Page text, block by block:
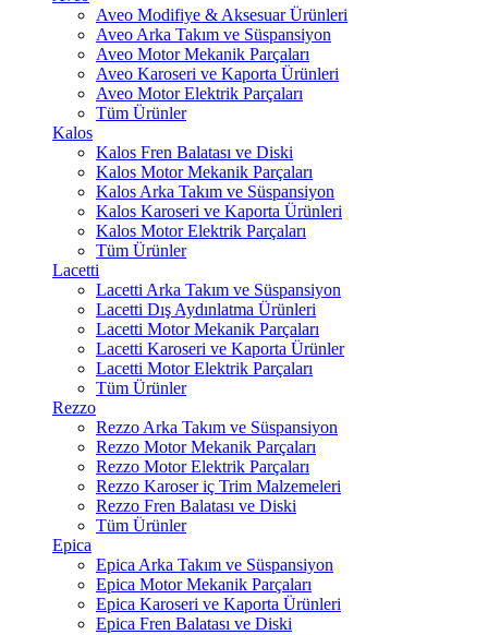
Aveo Modifiye & Aksesuar Ürünleri
Aveo Arka Takım ve Süspansiyon
Aveo Motor Mekanik Parçaları
Aveo Karoseri ve Kaporta Ürünleri
Aveo Motor Elektrik Parçaları
Tüm Ürünler
Kalos
Kalos Fren Balatası ve Diski
Kalos Motor Mekanik Parçaları
Kalos Arka Takım ve Süspansiyon
Kalos Karoseri ve Kaporta Ürünleri
Kalos Motor Elektrik Parçaları
Tüm Ürünler
Lacetti
Lacetti Arka Takım ve Süspansiyon
Lacetti Dış Aydınlatma Ürünleri
Lacetti Motor Mekanik Parçaları
Lacetti Karoseri ve Kaporta Ürünler
Lacetti Motor Elektrik Parçaları
Tüm Ürünler
Rezzo
Rezzo Arka Takım ve Süspansiyon
Rezzo Motor Mekanik Parçaları
Rezzo Motor Elektrik Parçaları
Rezzo Karoser iç Trim Malzemeleri
Rezzo Fren Balatası ve Diski
Tüm Ürünler
Epica
Epica Arka Takım ve Süspansiyon
Epica Motor Mekanik Parçaları
Epica Karoseri ve Kaporta Ürünleri
Epica Fren Balatası ve Diski